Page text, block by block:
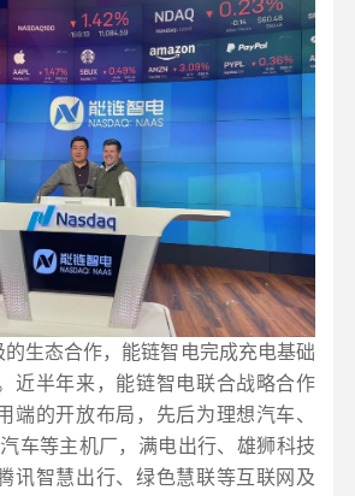
生态合作，能链智电完成充电基础
近半年来，能链智电联合战略合作
端的开放布局，先后为理想汽车、
车等主机厂，满电出行、雄狮科技
讯智慧出行、绿色慧联等互联网及